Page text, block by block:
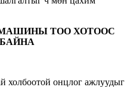
ТОО ХОТООС
холбоотой онцлог ажлуудыг